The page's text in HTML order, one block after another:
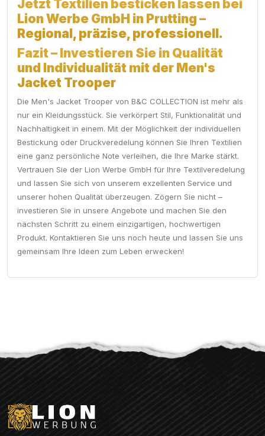
Jetzt Textilien besticken lassen bei
Lion Werbe GmbH in Prutting –
Regional, präzise, professionell.
Fazit – Investieren Sie in Qualität
und Individualität mit der Men's
Jacket Trooper
Die Men's Jacket Trooper von B&C COLLECTION ist mehr als
nur ein Kleidungsstück. Sie verkörpert Stil, Funktionalität und
Nachhaltigkeit in einem. Mit der Möglichkeit der individuellen
Bestickung oder Druckveredelung können Sie Ihren Textilien
eine ganz persönliche Note verleihen, die Ihre Marke stärkt.
Vertrauen Sie der Lion Werbe GmbH für Ihre Textilveredelung
und lassen Sie sich von unserem exzellenten Service und
unserer hohen Qualität überzeugen. Zögern Sie nicht –
investieren Sie in unsere Angebote und machen Sie den
nächsten Schritt zu einem einzigartigen, hochwertigen
Produkt. Kontaktieren Sie uns noch heute und lassen Sie uns
gemeinsam Ihre Ideen zum Leben erwecken!